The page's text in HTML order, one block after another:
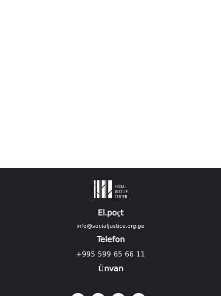
El.poçt
info@socialjustice.org.ge
Telefon
+995 599 65 66 11
Ünvan